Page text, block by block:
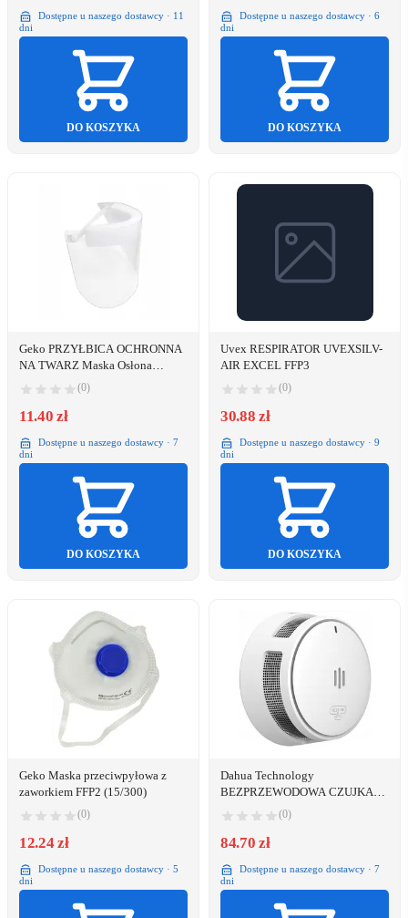
Dostępne u naszego dostawcy · 11
dni
DO KOSZYKA
Dostępne u naszego dostawcy · 6
dni
DO KOSZYKA
Geko PRZYŁBICA OCHRONNA
NA TWARZ Maska Osłona
(0)
11.40 zł
Dostępne u naszego dostawcy · 7
dni
DO KOSZYKA
Uvex RESPIRATOR UVEXSILV-
AIR EXCEL FFP3
(0)
30.88 zł
Dostępne u naszego dostawcy · 9
dni
DO KOSZYKA
Geko Maska przeciwpyłowa z
zaworkiem FFP2 (15/300)
(0)
12.24 zł
Dostępne u naszego dostawcy · 5
dni
Dahua Technology
BEZPRZEWODOWA CZUJKA
DYMU HY-SA40A-R8
WISUALARM
(0)
84.70 zł
Dostępne u naszego dostawcy · 7
dni